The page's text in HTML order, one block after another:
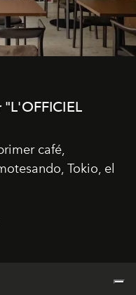
café,
Tokio, el